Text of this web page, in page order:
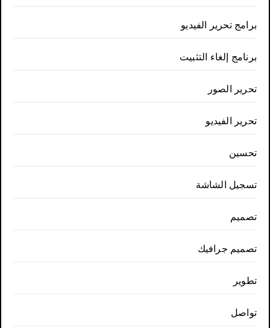
برامج تحرير الفيديو
برنامج إلغاء التثبيت
تحرير الصور
تحرير الفيديو
تحسين
تسجيل الشاشة
تصميم
تصميم جرافيك
تطوير
تواصل